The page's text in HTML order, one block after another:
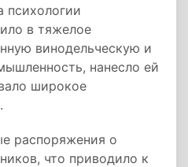
психологии
в тяжелое
винодельческую и
нанесло ей
широкое
распоряжения о
что приводило к